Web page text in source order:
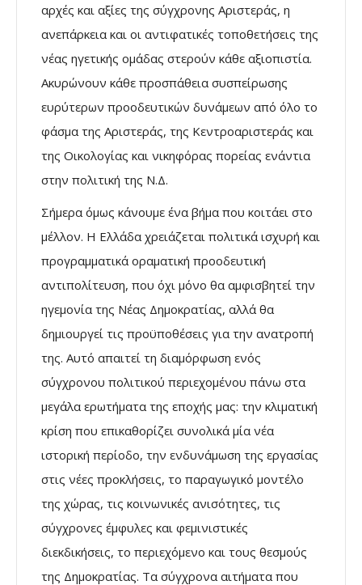
αρχές και αξίες της σύγχρονης Αριστεράς, η
ανεπάρκεια και οι αντιφατικές τοποθετήσεις της
νέας ηγετικής ομάδας στερούν κάθε αξιοπιστία.
Ακυρώνουν κάθε προσπάθεια συσπείρωσης
ευρύτερων προοδευτικών δυνάμεων από όλο το
φάσμα της Αριστεράς, της Κεντροαριστεράς και
της Οικολογίας και νικηφόρας πορείας ενάντια
στην πολιτική της Ν.Δ.
Σήμερα όμως κάνουμε ένα βήμα που κοιτάει στο
μέλλον. Η Ελλάδα χρειάζεται πολιτικά ισχυρή και
προγραμματικά οραματική προοδευτική
αντιπολίτευση, που όχι μόνο θα αμφισβητεί την
ηγεμονία της Νέας Δημοκρατίας, αλλά θα
δημιουργεί τις προϋποθέσεις για την ανατροπή
της. Αυτό απαιτεί τη διαμόρφωση ενός
σύγχρονου πολιτικού περιεχομένου πάνω στα
μεγάλα ερωτήματα της εποχής μας: την κλιματική
κρίση που επικαθορίζει συνολικά μία νέα
ιστορική περίοδο, την ενδυνάμωση της εργασίας
στις νέες προκλήσεις, το παραγωγικό μοντέλο
της χώρας, τις κοινωνικές ανισότητες, τις
σύγχρονες έμφυλες και φεμινιστικές
διεκδικήσεις, το περιεχόμενο και τους θεσμούς
της Δημοκρατίας. Τα σύγχρονα αιτήματα που